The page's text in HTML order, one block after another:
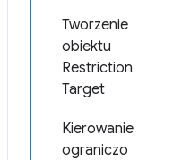
Tworzenie
obiektu
Restriction
Target
Kierowanie
ograniczo